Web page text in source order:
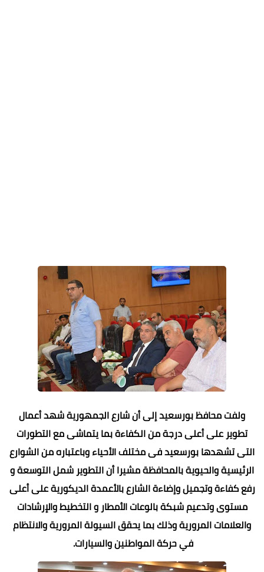
ولفت محافظ بورسعيد إلى أن شارع الجمهورية شهد أعمال
تطوير على أعلى درجة من الكفاءة بما يتماشى مع التطورات
التى تشهدها بورسعيد فى مختلف الأحياء وباعتباره من الشوارع
الرئيسية والحيوية بالمحافظة مشيرا أن التطوير شمل التوسعة و
رفع كفاءة وتجميل وإضاءة الشارع بالأعمدة الديكورية على أعلى
مستوى وتدعيم شبكة بالوعات الأمطار و التخطيط والإرشادات
والعلامات المرورية وذلك بما يحقق السيولة المرورية والانتظام
في حركة المواطنين والسيارات.